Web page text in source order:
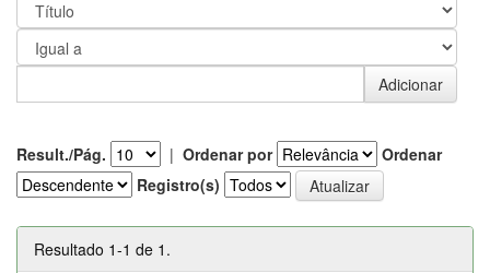
Result./Pág. | Ordenar por
Ordenar
Registro(s)
Resultado 1-1 de 1.